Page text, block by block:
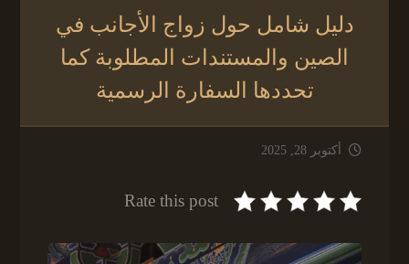
دليل شامل حول زواج الأجانب في
الصين والمستندات المطلوبة كما
تحددها السفارة الرسمية
أكتوبر 28, 2025
Rate this post